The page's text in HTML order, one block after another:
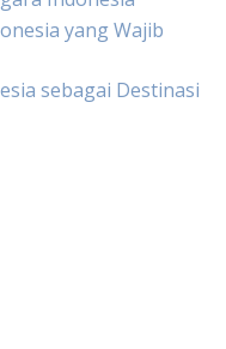
yang Wajib
sebagai Destinasi